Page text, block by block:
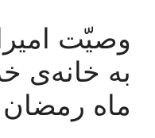
وصیّت
به خانه‌ی
ماه رمضان